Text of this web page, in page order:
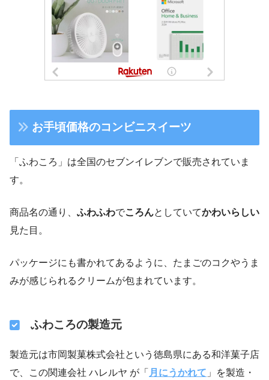
お手頃価格のコンビニスイーツ
「ふわころ」は全国のセブンイレブンで販売されていま
す。
商品名の通り、 ふわふわでころんとしていてかわいらしい
見た目。
パッケージにも書かれてあるように、たまごのコクやうま
みが感じられるクリームが包まれています。
ふわころの製造元
製造元は市岡製菓株式会社という徳島県にある和洋菓子店
で、この関連会社 ハレルヤ が「 月にうかれて 」を製造・